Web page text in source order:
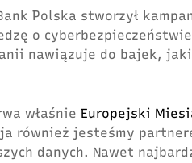
Polska stworzył
ę o cyberbezpieczeństw
nawiązuje do bajek,
właśnie Europejski
również jesteśmy
danych. Nawet